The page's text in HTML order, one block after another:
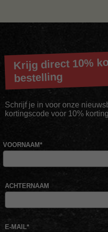
Krijg direct 10%
bestelling
Schrijf je in voor onze
kortingscode voor 10%
VOORNAAM*
ACHTERNAAM
E-MAIL*